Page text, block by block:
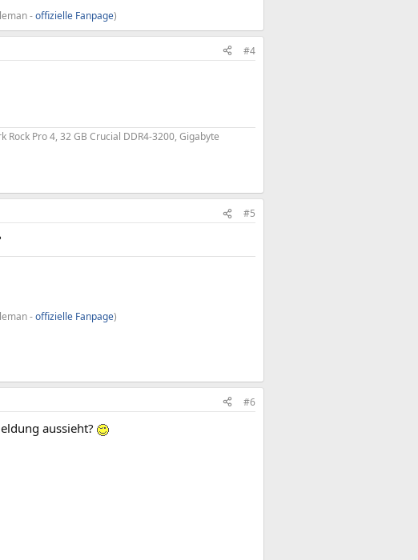
-offizielle Fanpage)
#4
Rock Pro 4, 32 GB Crucial DDR4-3200, Gigabyte
#5
-offizielle Fanpage)
#6
aussieht?